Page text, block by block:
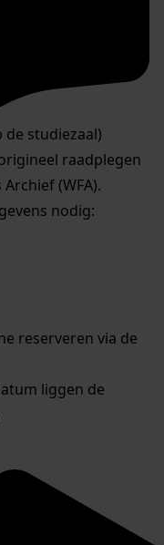
studiezaal)
raadplegen
(WFA).
nodig:
reserveren via de
liggen de